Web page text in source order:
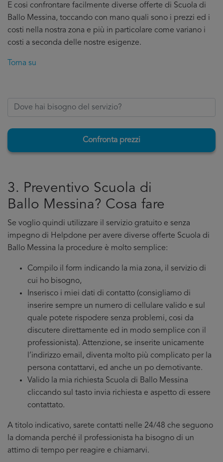
E cosi confrontare facilmente diverse offerte di Scuola di
Ballo Messina, toccando con mano quali sono i prezzi ed i
costi nella nostra zona e più in particolare come variano i
costi a seconda delle nostre esigenze.
Torna su
Confronta prezzi
3. Preventivo Scuola di
Ballo Messina? Cosa fare
Se voglio quindi utilizzare il servizio gratuito e senza
impegno di Helpdone per avere diverse offerte Scuola di
Ballo Messina la procedure è molto semplice:
Compilo il form indicando la mia zona, il servizio di
cui ho bisogno,
Inserisco i miei dati di contatto (consigliamo di
inserire sempre un numero di cellulare valido e sul
quale potete rispodere senza problemi, cosi da
discutere direttamente ed in modo semplice con il
professionista). Attenzione, se inserite unicamente
l’indirizzo email, diventa molto più complicato per la
persona contattarvi, ed anche un po demotivante.
Valido la mia richiesta Scuola di Ballo Messina
cliccando sul tasto invia richiesta e aspetto di essere
contattato.
A titolo indicativo, sarete contatti nelle 24/48 che seguono
la domanda perché il professionista ha bisogno di un
attimo di tempo per reagire e chiamarvi.